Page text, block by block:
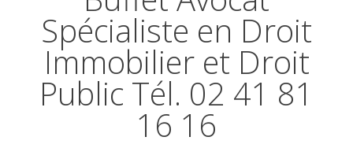
Spécialiste en Droit
Immobilier et Droit
Public Tél. 02 41 81
16 16